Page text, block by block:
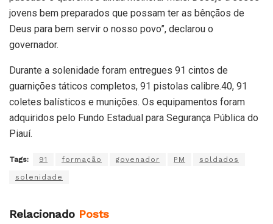
jovens bem preparados que possam ter as bênçãos de
Deus para bem servir o nosso povo”, declarou o
governador.
Durante a solenidade foram entregues 91 cintos de
guarnições táticos completos, 91 pistolas calibre.40, 91
coletes balísticos e munições. Os equipamentos foram
adquiridos pelo Fundo Estadual para Segurança Pública do
Piauí.
Tags: 91 formação govenador PM soldados
solenidade
Relacionado Posts